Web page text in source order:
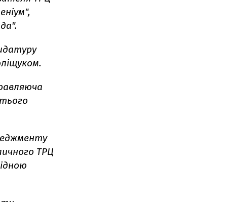
ТРЦ